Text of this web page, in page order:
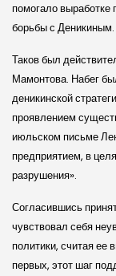
помогало
борьбы с Деникиным.
Таков был
Мамонтова. Набег
деникинской
проявлением
июльском письме
предприятием, в
разрушения».
Согласившись
чувствовал себя
политики, считая ее
первых, этот шаг